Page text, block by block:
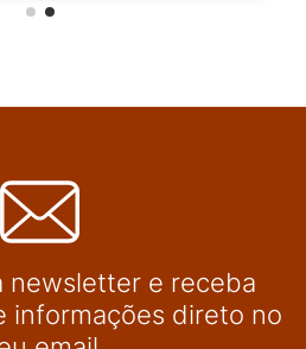
newsletter e receba
informações direto no